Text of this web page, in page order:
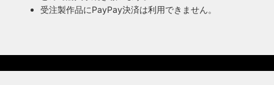
受注製作品にPayPay決済は利用できません。